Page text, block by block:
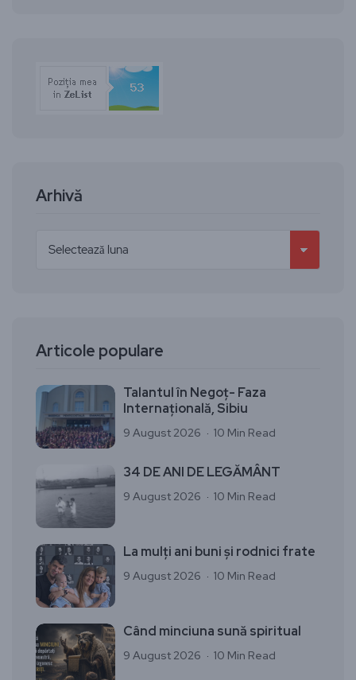
Arhivă
Articole populare
Talantul în Negoț- Faza
Internațională, Sibiu
9 August 2026 10 Min Read
34 DE ANI DE LEGĂMÂNT
9 August 2026 10 Min Read
La mulți ani buni și rodnici frate
9 August 2026 10 Min Read
Când minciuna sună spiritual
9 August 2026 10 Min Read